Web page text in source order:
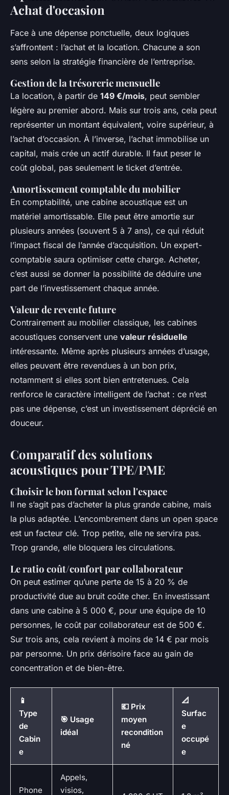
Achat d'occasion
Face à une dépense ponctuelle, deux logiques
s’affrontent : l’achat et la location. Chacune a son
sens selon la stratégie financière de l’entreprise.
Gestion de la trésorerie mensuelle
La location, à partir de 149 €/mois, peut sembler
légère au premier abord. Mais sur trois ans, cela peut
représenter un montant équivalent, voire supérieur, à
l’achat d’occasion. À l’inverse, l’achat immobilise un
capital, mais crée un actif durable. Il faut peser le
coût global, pas seulement le ticket d’entrée.
Amortissement comptable du mobilier
En comptabilité, une cabine acoustique est un
matériel amortissable. Elle peut être amortie sur
plusieurs années (souvent 5 à 7 ans), ce qui réduit
l’impact fiscal de l’année d’acquisition. Un expert-
comptable saura optimiser cette charge. Acheter,
c’est aussi se donner la possibilité de déduire une
part de l’investissement chaque année.
Valeur de revente future
Contrairement au mobilier classique, les cabines
acoustiques conservent une valeur résiduelle
intéressante. Même après plusieurs années d’usage,
elles peuvent être revendues à un bon prix,
notamment si elles sont bien entretenues. Cela
renforce le caractère intelligent de l’achat : ce n’est
pas une dépense, c’est un investissement déprécié en
douceur.
Comparatif des solutions
acoustiques pour TPE/PME
Choisir le bon format selon l'espace
Il ne s’agit pas d’acheter la plus grande cabine, mais
la plus adaptée. L’encombrement dans un open space
est un facteur clé. Trop petite, elle ne servira pas.
Trop grande, elle bloquera les circulations.
Le ratio coût/confort par collaborateur
On peut estimer qu’une perte de 15 à 20 % de
productivité due au bruit coûte cher. En investissant
dans une cabine à 5 000 €, pour une équipe de 10
personnes, le coût par collaborateur est de 500 €.
Sur trois ans, cela revient à moins de 14 € par mois
par personne. Un prix dérisoire face au gain de
concentration et de bien-être.
📱
Type
de
Cabin
e
🎯 Usage
idéal
💶 Prix
moyen
recondition
né
📐
Surfac
e
occupé
e
Phone
Appels,
visios,